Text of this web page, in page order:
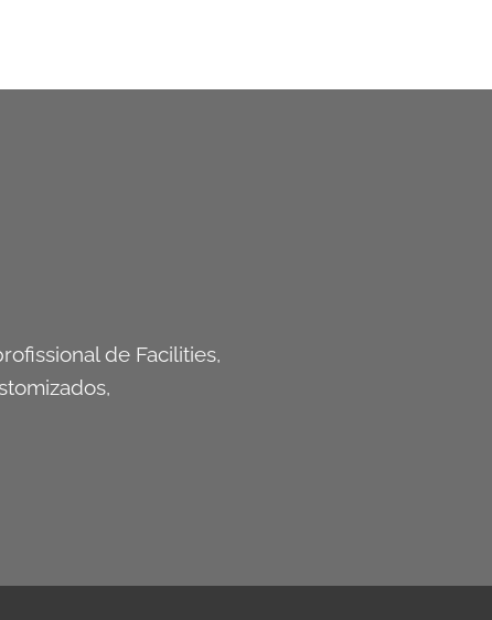
de Facilities,